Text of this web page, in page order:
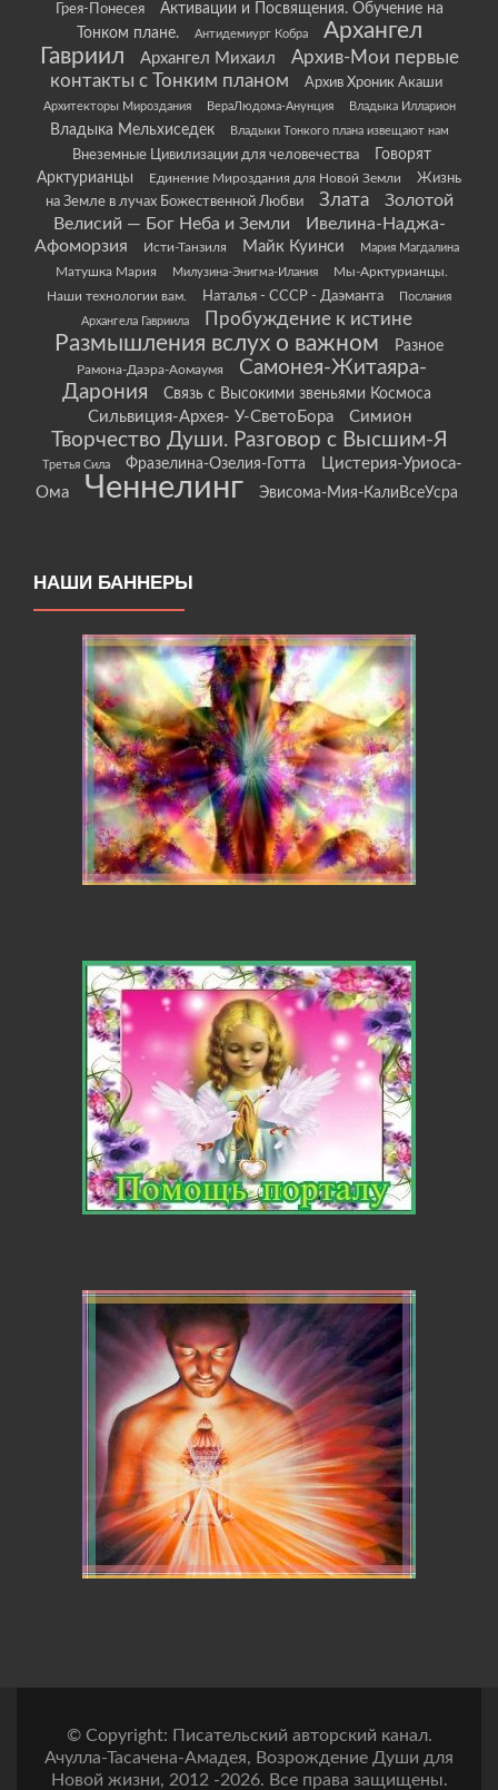
Грея-Понесея
Активации и Посвящения. Обучение на
Тонком плане.
Антидемиург Кобра
Архангел
Гавриил
Архангел Михаил
Архив-Мои первые
контакты с Тонким планом
Архив Хроник Акаши
Архитекторы Мироздания ВераЛюдома-Анунция Владыка Илларион
Владыка Мельхиседек Владыки Тонкого плана извещают нам
Внеземные Цивилизации для человечества
Говорят
Арктурианцы
Единение Мироздания для Новой Земли
Жизнь
на Земле в лучах Божественной Любви
Злата
Золотой
Велисий — Бог Неба и Земли
Ивелина-Наджа-
Афоморзия
Исти-Танзиля Майк Куинси Мария Магдалина
Матушка Мария Милузина-Энигма-Илания
Мы-Арктурианцы.
Наши технологии вам.
Наталья - СССР - Даэманта
Послания
Архангела Гавриила
Пробуждение к истине
Размышления вслух о важном Разное
Рамона-Даэра-Аомаумя
Самонея-Житаяра-
Дарония
Связь с Высокими звеньями Космоса
Сильвиция-Архея- У-СветоБора Симион
Творчество Души. Разговор с Высшим-Я
Третья Сила Фразелина-Озелия-Готта
Цистерия-Уриоса-
Ома
Ченнелинг Эвисома-Мия-КалиВсеУсра
НАШИ БАННЕРЫ
© Copyright: Писательский авторский канал.
Ачулла-Тасачена-Амадея, Возрождение Души для
Новой жизни, 2012 -2026. Все права защищены.